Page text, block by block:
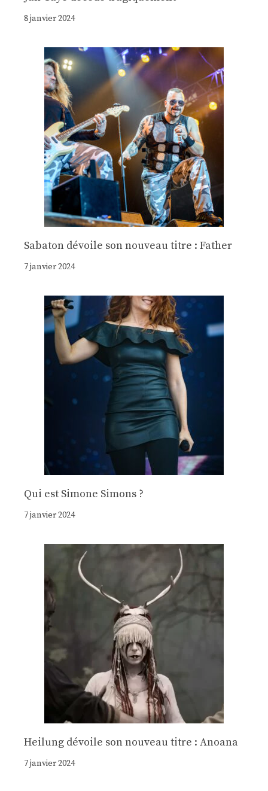
8 janvier 2024
Sabaton dévoile son nouveau titre : Father
7 janvier 2024
Qui est Simone Simons ?
7 janvier 2024
Heilung dévoile son nouveau titre : Anoana
7 janvier 2024